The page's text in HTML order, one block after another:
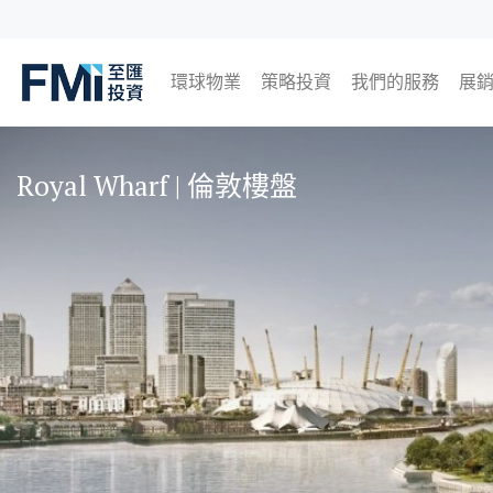
main
FMI
環球物業
日本
英國
泰國
馬來西亞
策略投資 我們的服務 展
即
過
Royal Wharf | 倫敦樓盤